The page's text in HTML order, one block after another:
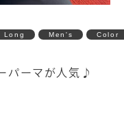
Long Men's Color
パーマが人気♪